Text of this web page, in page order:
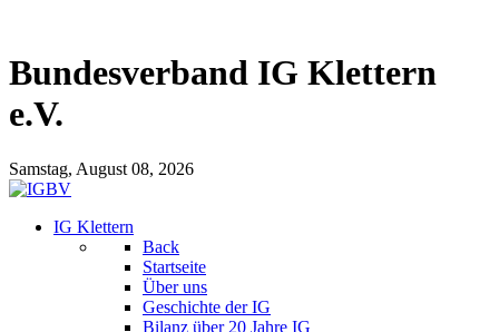
Bundesverband IG Klettern
e.V.
Samstag, August 08, 2026
IG Klettern
Back
Startseite
Über uns
Geschichte der IG
Bilanz über 20 Jahre IG